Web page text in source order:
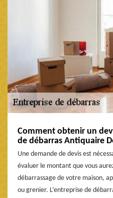
Comment obtenir un
de débarras Antiquaire
Une demande de devis est
évaluer le montant que vous
débarrassage de votre maison,
ou grenier. L’entreprise de